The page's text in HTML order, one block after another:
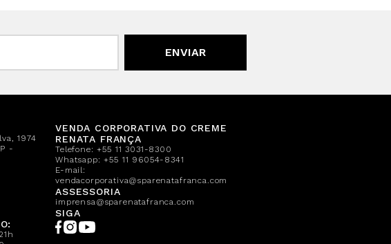
ENVIAR
1974
-
VENDA CORPORATIVA DO CREME
RENATA FRANÇA
Telefone:+55 11 3031-8300
Whatsapp:+55 11 96054-8341
E-mail:
vendacorporativa@sparenatafranca.com
ASSESSORIA
imprensa@sparenatafranca.com
SIGA